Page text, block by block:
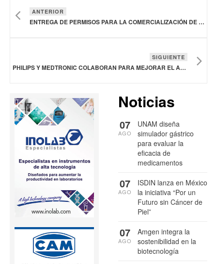
ANTERIOR
ENTREGA DE PERMISOS PARA LA COMERCIALIZACIÓN DE NUEVOS MEDICAMENTOS EN MÉXICO PROVOCA QUE TARDEN SIETE AÑOS EN LLEGAR A LOS PACIENTES
SIGUIENTE
PHILIPS Y MEDTRONIC COLABORAN PARA MEJORAR EL ACCESO AL TRATAMIENTO DEL ICTUS
Noticias
UNAM diseña
simulador gástrico
para evaluar la
eficacia de
medicamentos
07
AGO
ISDIN lanza en México
la iniciativa “Por un
Futuro sin Cáncer de
Piel”
07
AGO
Amgen integra la
sostenibilidad en la
biotecnología
07
AGO